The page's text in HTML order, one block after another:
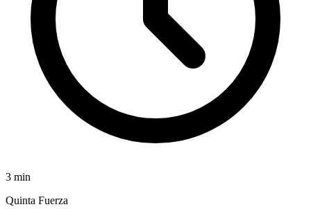
3 min
Quinta Fuerza